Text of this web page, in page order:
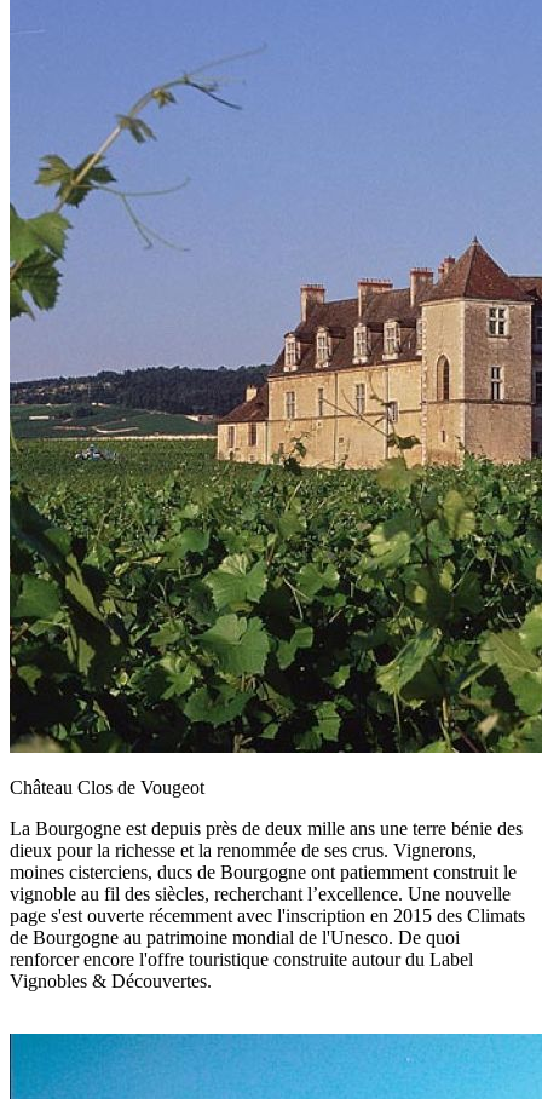
Château Clos de Vougeot
La Bourgogne est depuis près de deux mille ans une terre bénie des
dieux pour la richesse et la renommée de ses crus. Vignerons,
moines cisterciens, ducs de Bourgogne ont patiemment construit le
vignoble au fil des siècles, recherchant l’excellence. Une nouvelle
page s'est ouverte récemment avec l'inscription en 2015 des Climats
de Bourgogne au patrimoine mondial de l'Unesco. De quoi
renforcer encore l'offre touristique construite autour du Label
Vignobles & Découvertes.